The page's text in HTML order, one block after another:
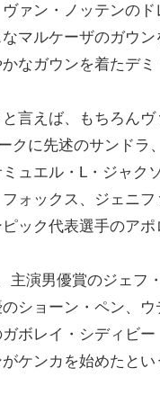
ァン・ノッテンの
マルケーザのガウ
なガウンを着たデミ
言えば、もちろん
クに先述のサンド
ュエル・L・ジャク
ォックス、ジェニ
ック代表選手のアポ
主演男優賞のジェフ
ショーン・ペン、
ボレイ・シディビー
ケンカを始めたと